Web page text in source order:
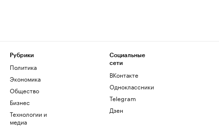
Рубрики
Политика
Экономика
Общество
Бизнес
Технологии и
медиа
Социальные
сети
ВКонтакте
Одноклассники
Telegram
Дзен